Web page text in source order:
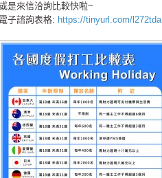
是來信洽詢比較快啦~
電子諮詢表格: https://tinyurl.com/l272tda